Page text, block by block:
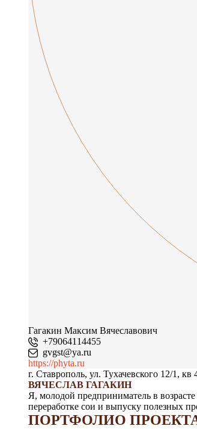
Гагакин Максим Вячеславович
+79064114455
gvgst@ya.ru
https://phyta.ru
г. Ставрополь, ул. Тухачевского 12/1, кв
ВЯЧЕСЛАВ ГАГАКИН
Я, молодой предприниматель в
переработке сои и выпуску полезных
ПОРТФОЛИО